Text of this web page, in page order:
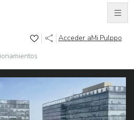
Acceder aMi.Pulppo